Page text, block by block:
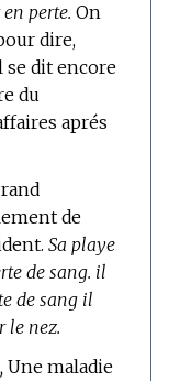
perte. On
dire,
se dit encore
du
aprés
de
Sa playe
de sang. il
de sang il
le nez.
Une maladie